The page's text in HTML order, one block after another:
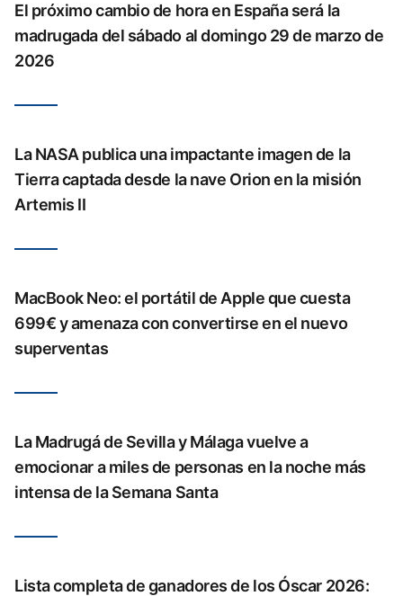
El próximo cambio de hora en España será la
madrugada del sábado al domingo 29 de marzo de
2026
La NASA publica una impactante imagen de la
Tierra captada desde la nave Orion en la misión
Artemis II
MacBook Neo: el portátil de Apple que cuesta
699€ y amenaza con convertirse en el nuevo
superventas
La Madrugá de Sevilla y Málaga vuelve a
emocionar a miles de personas en la noche más
intensa de la Semana Santa
Lista completa de ganadores de los Óscar 2026: